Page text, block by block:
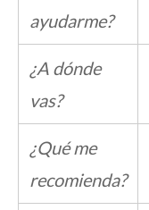
ayudarme?
¿A dónde
vas?
¿Qué me
recomienda?